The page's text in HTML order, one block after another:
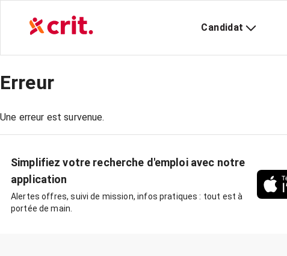
Candidat
Erreur
Une erreur est survenue.
Simplifiez votre recherche d'emploi avec notre
application
Alertes offres, suivi de mission, infos pratiques : tout est à
portée de main.